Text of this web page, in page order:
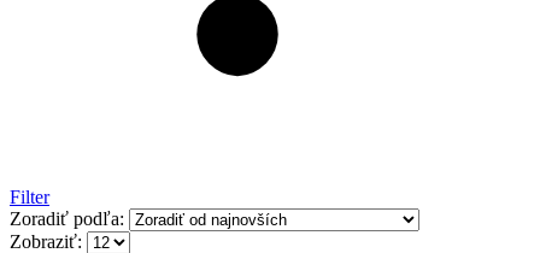
Filter
Zoradiť podľa:
Zobraziť: